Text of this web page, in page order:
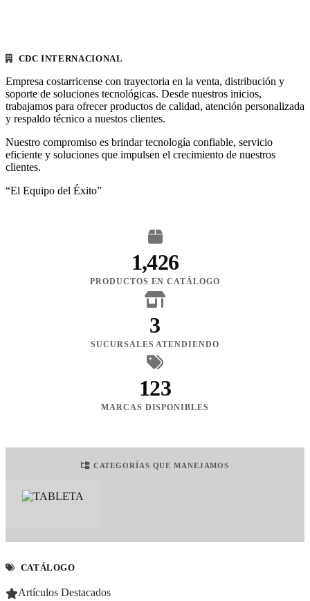
CDC INTERNACIONAL
Empresa costarricense con trayectoria en la venta, distribución y
soporte de soluciones tecnológicas. Desde nuestros inicios,
trabajamos para ofrecer productos de calidad, atención personalizada
y respaldo técnico a nuestos clientes.
Nuestro compromiso es brindar tecnología confiable, servicio
eficiente y soluciones que impulsen el crecimiento de nuestros
clientes.
“El Equipo del Éxito”
1,426
PRODUCTOS EN CATÁLOGO
3
SUCURSALES ATENDIENDO
123
MARCAS DISPONIBLES
CATEGORÍAS QUE MANEJAMOS
CATÁLOGO
Artículos Destacados